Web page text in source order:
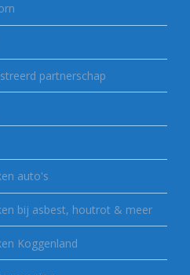
partnerschap
auto's
bij asbest, houtrot & meer
Koggenland